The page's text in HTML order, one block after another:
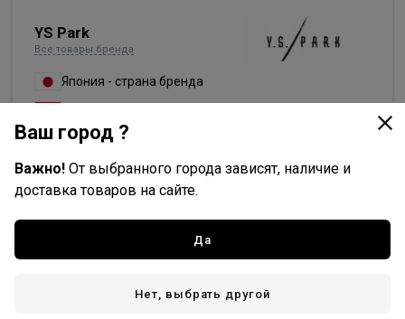
YS Park
Все товары бренда
Япония - страна бренда
Доставка
Стоимость и способы доставки будут доступны при
оформлении заказа.
Ваш город ?
Важно! От выбранного города зависят, наличие и
доставка товаров на сайте.
Да
Нет, выбрать другой